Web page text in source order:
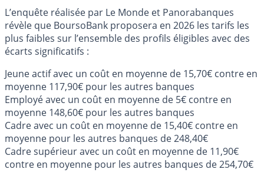
L’enquête réalisée par Le Monde et Panorabanques
révèle que BoursoBank proposera en 2026 les tarifs les
plus faibles sur l’ensemble des profils éligibles avec des
écarts significatifs :
Jeune actif avec un coût en moyenne de 15,70€ contre en
moyenne 117,90€ pour les autres banques
Employé avec un coût en moyenne de 5€ contre en
moyenne 148,60€ pour les autres banques
Cadre avec un coût en moyenne de 15,40€ contre en
moyenne pour les autres banques de 248,40€
Cadre supérieur avec un coût en moyenne de 11,90€
contre en moyenne pour les autres banques de 254,70€